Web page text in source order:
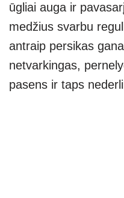
ūgliai auga ir
medžius svarbu
antraip persikas
netvarkingas,
pasens ir taps